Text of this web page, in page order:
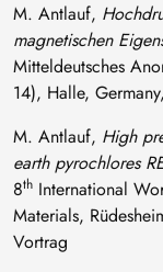
M. Antlauf,
magnetischen
Mitteldeutsches
14), Halle, Germany,
M. Antlauf, High
earth pyrochlores
8th International
Materials,
Vortrag